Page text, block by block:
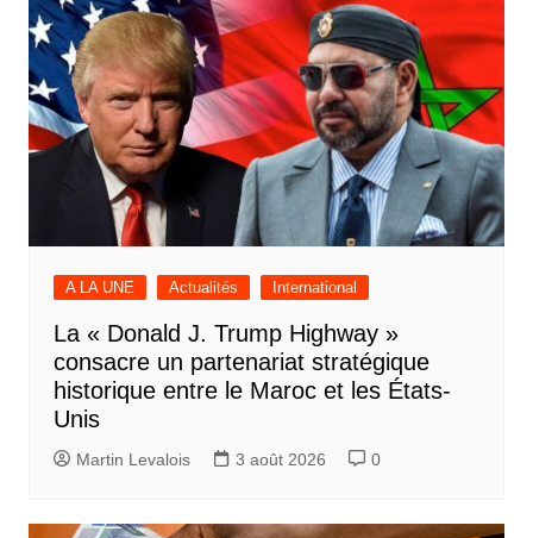
A LA UNE Actualités International
La « Donald J. Trump Highway »
consacre un partenariat stratégique
historique entre le Maroc et les États-
Unis
Martin Levalois 3 août 2026 0